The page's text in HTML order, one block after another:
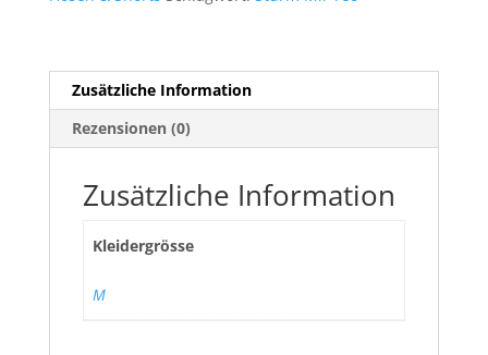
Zusätzliche Information
Rezensionen (0)
Zusätzliche Information
Kleidergrösse
M